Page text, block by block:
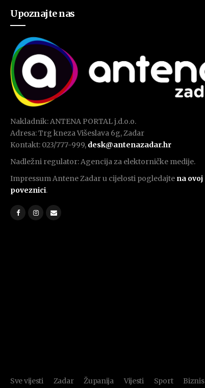
Upoznajte nas
Nakladnik: ANTENA PORTAL j.d.o.o.
Adresa: Trg kneza Višeslava 6g, Zadar
Kontakt: 023/777-999, desk@antenazadar.hr
Nadležni regulator: Agencija za elektorničke medije.
Impressum Antene Zadar u cijelosti pogledajte na ovoj
poveznici.
Sve vijesti Zadar Županija Vijesti Sport Biznis